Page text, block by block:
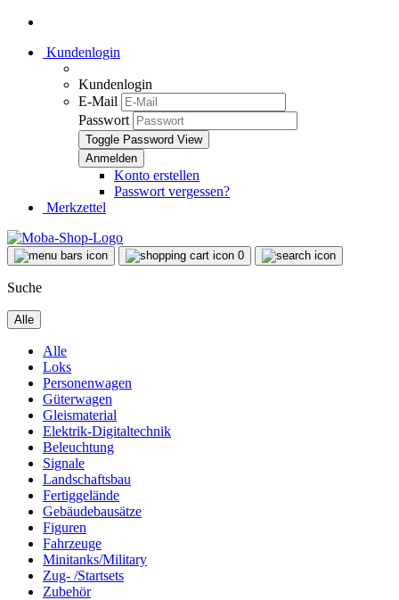
Kundenlogin
Kundenlogin
E-Mail
Passwort
Toggle Password View
Konto erstellen
Passwort vergessen?
Merkzettel
0
Suche
Alle
Alle
Loks
Personenwagen
Güterwagen
Gleismaterial
Elektrik-Digitaltechnik
Beleuchtung
Signale
Landschaftsbau
Fertiggelände
Gebäudebausätze
Figuren
Fahrzeuge
Minitanks/Military
Zug- /Startsets
Zubehör